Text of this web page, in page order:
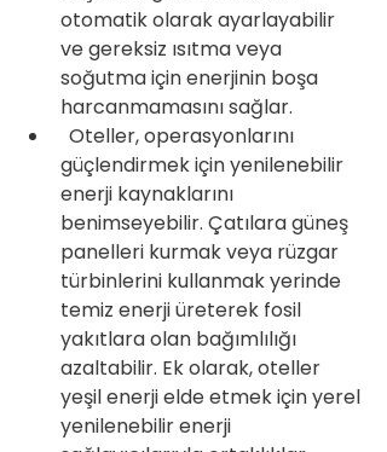
otomatik olarak ayarlayabilir
ve gereksiz ısıtma veya
soğutma için enerjinin boşa
harcanmamasını sağlar.
Oteller, operasyonlarını
güçlendirmek için yenilenebilir
enerji kaynaklarını
benimseyebilir. Çatılara güneş
panelleri kurmak veya rüzgar
türbinlerini kullanmak yerinde
temiz enerji üreterek fosil
yakıtlara olan bağımlılığı
azaltabilir. Ek olarak, oteller
yeşil enerji elde etmek için yerel
yenilenebilir enerji